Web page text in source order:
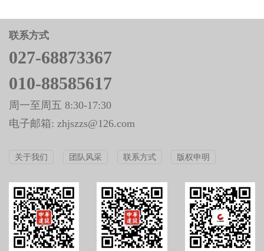
联系方式
027-68873367
010-88585617
周一至周五 8:30-17:30
电子邮箱: zhjszzs@126.com
关于我们 团队风采 联系方式 版权申明